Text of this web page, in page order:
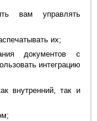
вам управлять
их;
документов с
интеграцию
внутренний, так и